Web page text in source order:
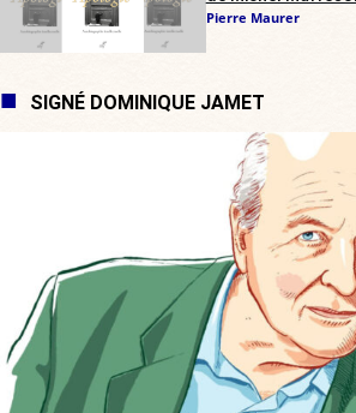
Pierre Maurer
SIGNÉ DOMINIQUE JAMET